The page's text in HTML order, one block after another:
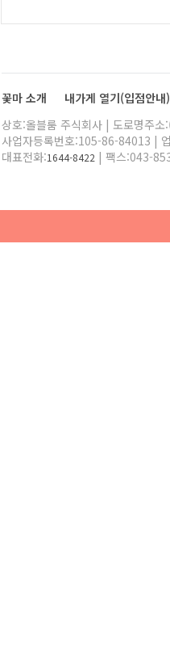
꽃마 소개 내가게 열기(입점안내)
상호:올블룸 주식회사 | 도로명주
사업자등록번호:105-86-84013 |
대표전화:1644-8422 | 팩스:043-